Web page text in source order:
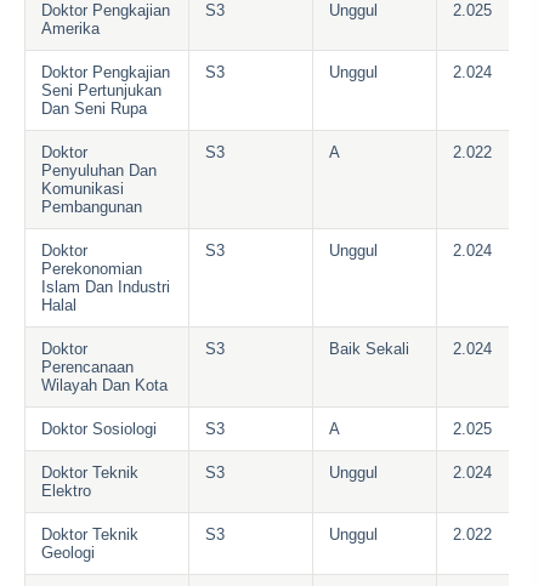
Doktor Pengkajian
Amerika
S3 Unggul 2.025
Doktor Pengkajian
Seni Pertunjukan
Dan Seni Rupa
S3 Unggul 2.024
Doktor
Penyuluhan Dan
Komunikasi
Pembangunan
S3 A 2.022
Doktor
Perekonomian
Islam Dan Industri
Halal
S3 Unggul 2.024
Doktor
Perencanaan
Wilayah Dan Kota
S3 Baik Sekali 2.024
Doktor Sosiologi S3 A 2.025
Doktor Teknik
Elektro
S3 Unggul 2.024
Doktor Teknik
Geologi
S3 Unggul 2.022